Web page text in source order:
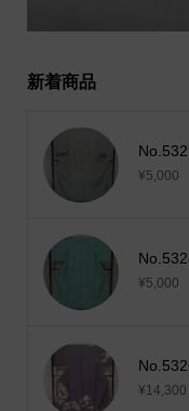
新着商品
¥5,000
¥5,000
¥14,300